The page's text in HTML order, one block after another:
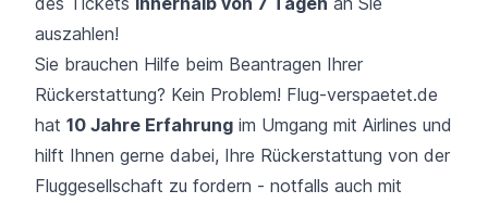
auszahlen!
Sie brauchen Hilfe beim Beantragen Ihrer
Rückerstattung? Kein Problem! Flug-verspaetet.de
hat 10 Jahre Erfahrung im Umgang mit Airlines und
hilft Ihnen gerne dabei, Ihre Rückerstattung von der
Fluggesellschaft zu fordern - notfalls auch mit